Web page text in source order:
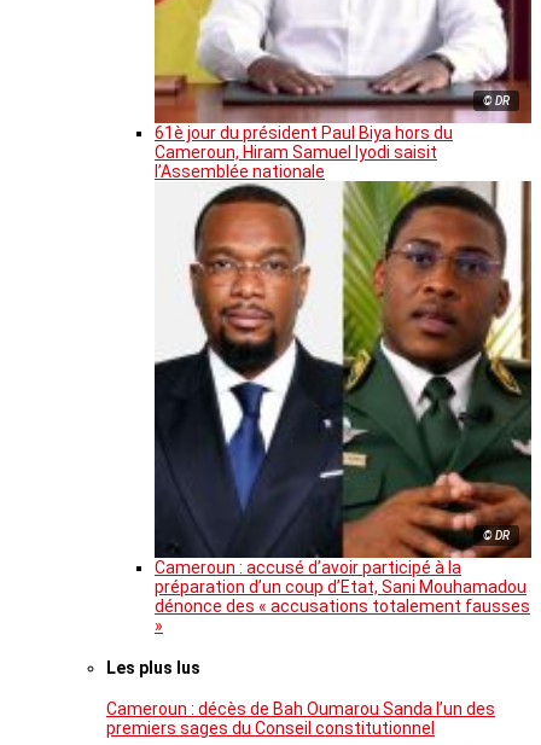
© DR
61è jour du président Paul Biya hors du
Cameroun, Hiram Samuel Iyodi saisit
l’Assemblée nationale
© DR
Cameroun : accusé d’avoir participé à la
préparation d’un coup d’Etat, Sani Mouhamadou
dénonce des « accusations totalement fausses
»
Les plus lus
Cameroun : décès de Bah Oumarou Sanda l’un des
premiers sages du Conseil constitutionnel